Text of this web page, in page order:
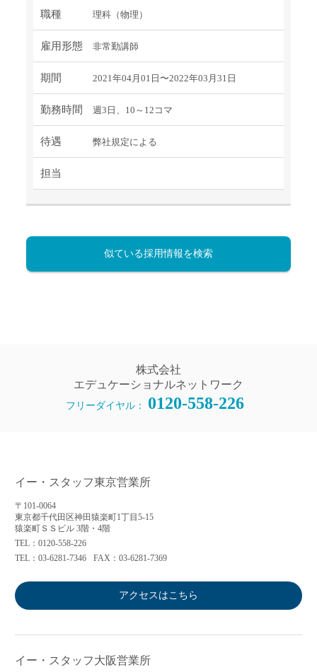
職種 理科（物理）
雇用形態 非常勤講師
期間 2021年04月01日〜2022年03月31日
勤務時間 週3日、10～12コマ
待遇 弊社規定による
担当
似ている採用情報を検索
株式会社
エデュケーショナルネットワーク
フリーダイヤル： 0120-558-226
イー・スタッフ東京営業所
〒101-0064
東京都千代田区神田猿楽町1丁目5-15
猿楽町ＳＳビル 3階・4階
TEL：0120-558-226
TEL：03-6281-7346
FAX：03-6281-7369
アクセスはこちら
イー・スタッフ大阪営業所